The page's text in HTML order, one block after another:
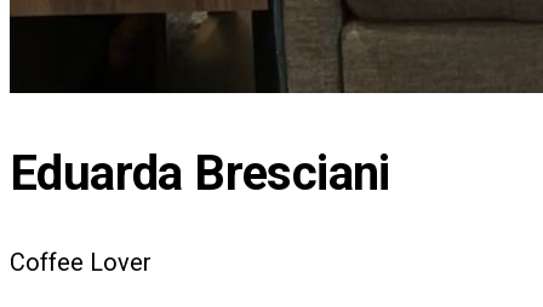
Eduarda Bresciani
Coffee Lover